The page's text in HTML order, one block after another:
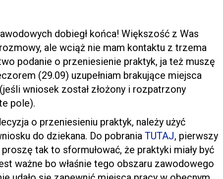
dobiegł końca! Większość z Was
rozmowy, ale wciąż nie mam kontaktu z trzema
podanie o przeniesienie praktyk, ja też muszę
(29.09) uzupełniam brakujące miejsca
wniosek został złożony i rozpatrzony
pole).
o przeniesieniu praktyk, należy użyć
do dziekana. Do pobrania TUTAJ, pierwszy
tak to sformułować, że praktyki miały być
ważne bo właśnie tego obszaru zawodowego